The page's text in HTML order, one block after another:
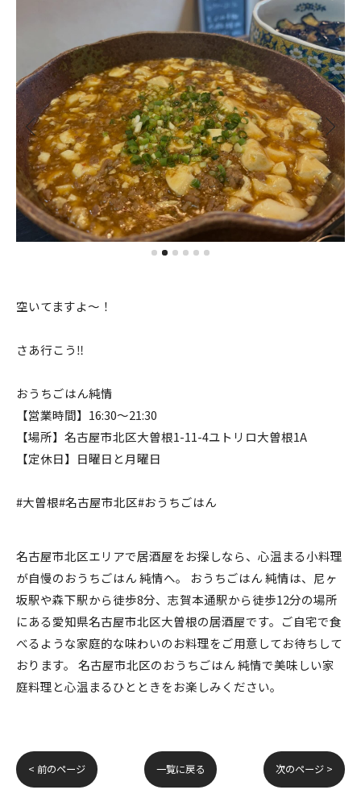
空いてますよ〜！
さあ行こう‼️
おうちごはん純情
【営業時間】16:30〜21:30
【場所】名古屋市北区大曽根1-11-4ユトリロ大曽根1A
【定休日】日曜日と月曜日
#大曽根#名古屋市北区#おうちごはん
名古屋市北区エリアで居酒屋をお探しなら、心温まる小料理
が自慢のおうちごはん 純情へ。 おうちごはん 純情は、尼ヶ
坂駅や森下駅から徒歩8分、志賀本通駅から徒歩12分の場所
にある愛知県名古屋市北区大曽根の居酒屋です。ご自宅で食
べるような家庭的な味わいのお料理をご用意してお待ちして
おります。 名古屋市北区のおうちごはん 純情で美味しい家
庭料理と心温まるひとときをお楽しみください。
< 前のページ 一覧に戻る 次のページ >